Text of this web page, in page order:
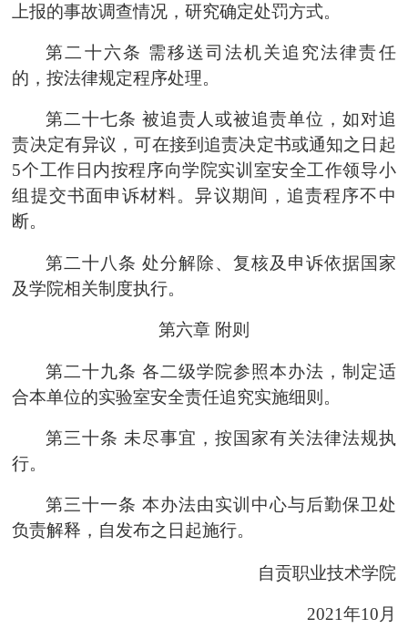
上报的事故调查情况，研究确定处罚方式。
第二十六条 需移送司法机关追究法律责任
的，按法律规定程序处理。
第二十七条 被追责人或被追责单位，如对追
责决定有异议，可在接到追责决定书或通知之日起
5个工作日内按程序向学院实训室安全工作领导小
组 提交书面申诉材料。异议期间，追责程序不中
断。
第二十八条 处分解除、复核及申诉依据国家
及学院相关制度执行。
第六章 附则
第二十九条 各二级学院参照本办法，制定适
合本单位的实验室安全责任追究实施细则。
第三十条 未尽事宜，按国家有关法律法规执
行。
第三十一条 本办法由实训中心与后勤保卫处
负责解释，自发布之日起施行。
自贡职业技术学院
2021年10月